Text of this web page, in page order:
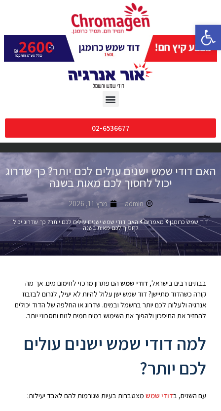
02-6536677
האם דודי שמש ישנים עולים לכם יותר? כך שדרוג
יכול לחסוך לכם מאות בשנה
admin מרץ 11, 2026
דוד שמש כרומגן מאמרים האם דודי שמש ישנים עולים לכם יותר? כך שדרוג יכול
לחסוך לכם מאות בשנה
בבתים רבים בישראל, דודי שמש הם פתרון מרכזי לחימום מים. אך מה
קורה כשהדוד מתיישן? דוד שמש ישן עלול להיות לא יעיל, לגרום לבזבוז
אנרגיה ולעלות לכם יותר בחשמל ובמים. שדרוג או החלפה של הדוד יכולים
להחזיר את החיסכון ולהפוך את השימוש במים חמים לנוח וחסכוני יותר.
למה דודי שמש ישנים עולים
לכם יותר?
עם השנים, בדודי שמש מצטברות בעיות שגורמות להם לאבד יעילות:
פתח סרגל נגישות